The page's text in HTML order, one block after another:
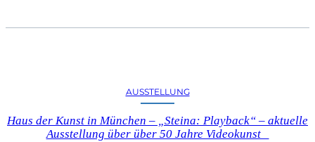
AUSSTELLUNG
Haus der Kunst in München – „Steina: Playback“ – aktuelle
Ausstellung über über 50 Jahre Videokunst